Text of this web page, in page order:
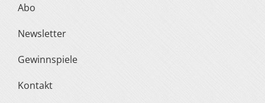
Abo
Newsletter
Gewinnspiele
Kontakt